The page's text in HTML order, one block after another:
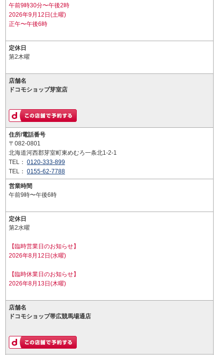
午前9時30分〜午後2時
2026年9月12日(土曜)
正午〜午後6時
定休日
第2木曜
店舗名
ドコモショップ芽室店
住所/電話番号
〒082-0801
北海道河西郡芽室町東めむろ一条北1-2-1
TEL： 0120-333-899
TEL： 0155-62-7788
営業時間
午前9時〜午後6時
定休日
第2水曜
【臨時営業日のお知らせ】
2026年8月12日(水曜)
【臨時休業日のお知らせ】
2026年8月13日(木曜)
店舗名
ドコモショップ帯広競馬場通店